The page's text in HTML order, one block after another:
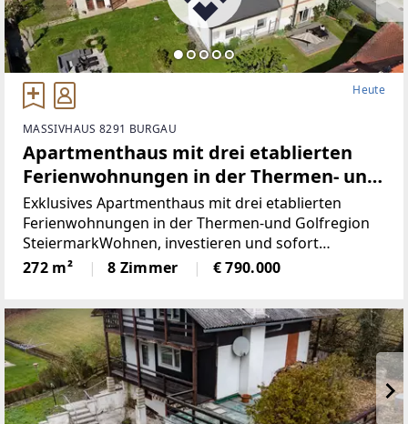
Heute
MASSIVHAUS 8291 BURGAU
Apartmenthaus mit drei etablierten
Ferienwohnungen in der Thermen- und
Golfregion Stegersbach (Provisionsfrei)
Exklusives Apartmenthaus mit drei etablierten
Ferienwohnungen in der Thermen-und Golfregion
SteiermarkWohnen, investieren und sofort
Einnahmen erzielenDieses außergewöhnliche
Anwesen im Herzen des idyllischen Burgau
272 m² 8 Zimmer € 790.000